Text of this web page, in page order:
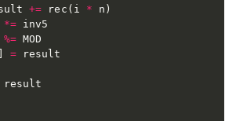
+= rec ( i * n )
*= inv5
%= MOD
= result
result